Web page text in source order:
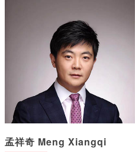
孟祥奇 Meng Xiangqi